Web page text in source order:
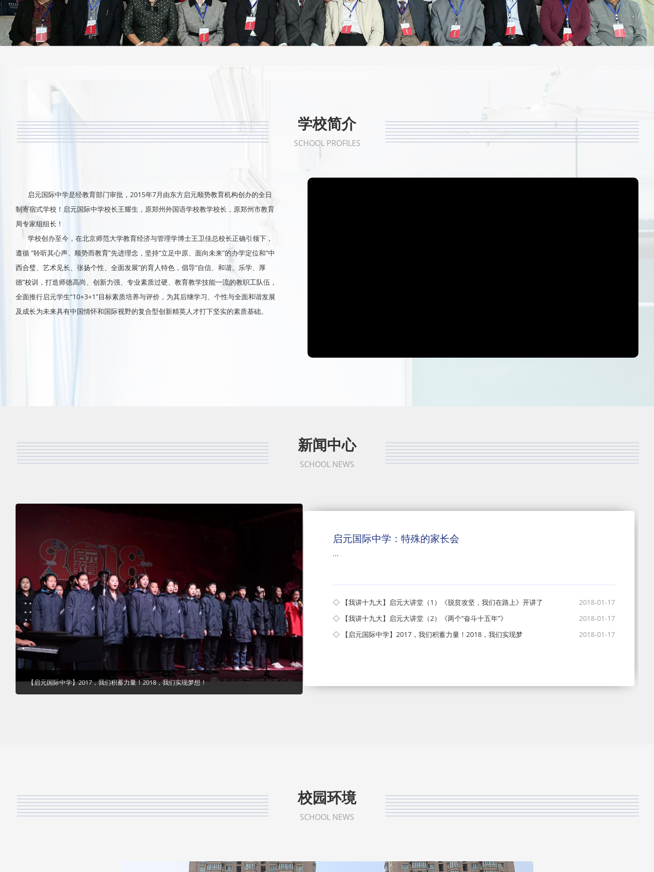
学校简介
SCHOOL PROFILES
启元国际中学是经教育部门审批，2015年7月由东方启元顺势教育机构创办的全日
制寄宿式学校！启元国际中学校长王耀生，原郑州外国语学校教学校长，原郑州市教育
局专家组组长！
学校创办至今，在北京师范大学教育经济与管理学博士王卫佳总校长正确引领下，
遵循 “聆听其心声、顺势而教育”先进理念，坚持“立足中原、面向未来”的办学定位和“中
西合璧、艺术见长、张扬个性、全面发展”的育人特色，倡导“自信、和谐、乐学、厚
德”校训，打造师德高尚、创新力强、专业素质过硬、教育教学技能一流的教职工队伍，
全面推行启元学生“10+3+1”目标素质培养与评价，为其后继学习、个性与全面和谐发展
及成长为未来具有中国情怀和国际视野的复合型创新精英人才打下坚实的素质基础。
新闻中心
SCHOOL NEWS
【启元国际中学】2017，我们积蓄力量！2018，我们实现梦想！
启元国际中学：特殊的家长会
...
2018-01-17
◇ 【我讲十九大】启元大讲堂（1）《脱贫攻坚，我们在路上》开讲了
2018-01-17
◇ 【我讲十九大】启元大讲堂（2）《两个“奋斗十五年”》
2018-01-17
◇ 【启元国际中学】2017，我们积蓄力量！2018，我们实现梦
校园环境
SCHOOL NEWS